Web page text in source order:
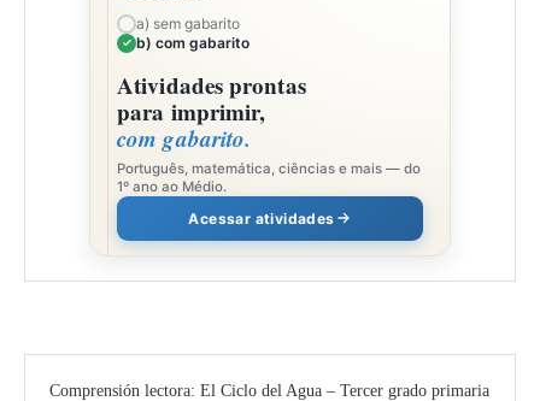
a) sem gabarito
b) com gabarito
Atividades prontas
para imprimir,
com gabarito.
Português, matemática, ciências e mais — do
1º ano ao Médio.
Acessar atividades
Comprensión lectora: El Ciclo del Agua – Tercer grado primaria